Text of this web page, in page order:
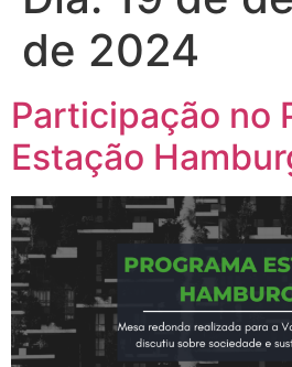
de 2024
Participação no
Estação